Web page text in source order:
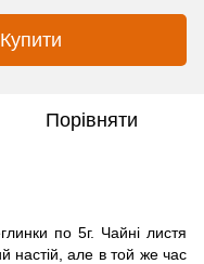
Купити
Порівняти
по 5г. Чайні листя
настій, але в той же час